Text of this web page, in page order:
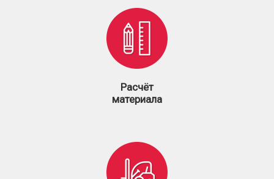
Расчёт
материала